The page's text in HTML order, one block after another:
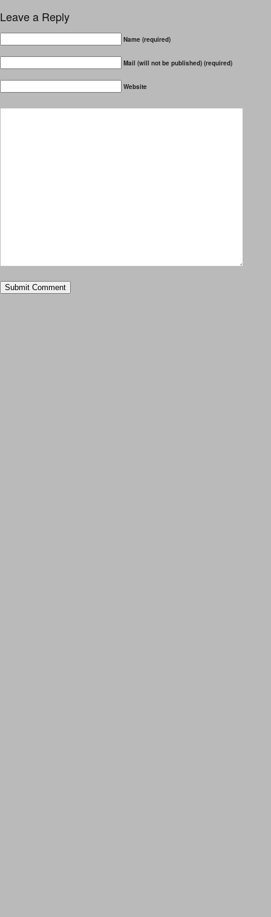
Leave a Reply
Name (required)
Mail (will not be published) (required)
Website